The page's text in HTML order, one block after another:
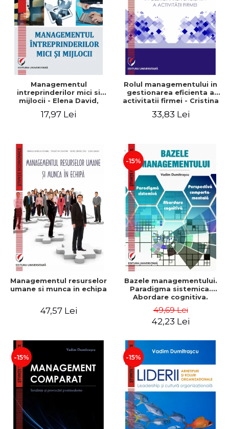
Managementul
intreprinderilor mici si
mijlocii - Elena David,
Roxana Carmen Ionescu,
17,97 Lei
Rolul managementului in
gestionarea eficienta a
activitatii firmei - Cristina
Gabriel Nastase, Mihaela-
33,83 Lei
Managementul resurselor
umane si munca in echipa
47,57 Lei
-15%
Bazele managementului.
Paradigma sistemica.
Abordare cognitiva.
comportamentala - Vadim
Dumitrascu
49,69 Lei
42,23 Lei
-15% -15%